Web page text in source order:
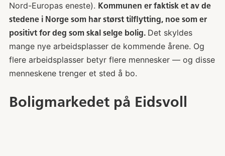
Nord-Europas eneste). Kommunen er faktisk et av de
stedene i Norge som har størst tilflytting, noe som er
positivt for deg som skal selge bolig. Det skyldes
mange nye arbeidsplasser de kommende årene. Og
flere arbeidsplasser betyr flere mennesker — og disse
menneskene trenger et sted å bo.
Boligmarkedet på Eidsvoll